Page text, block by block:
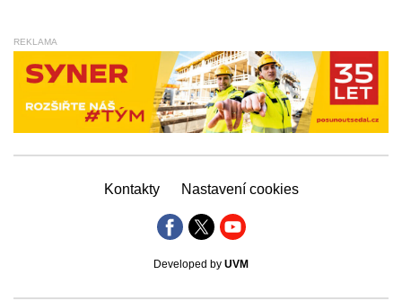
REKLAMA
Kontakty Nastavení cookies
Developed by UVM